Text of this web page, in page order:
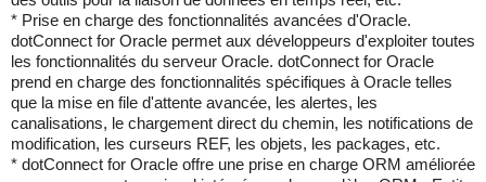
* Prise en charge des fonctionnalités avancées d'Oracle.
dotConnect for Oracle permet aux développeurs d'exploiter toutes
les fonctionnalités du serveur Oracle. dotConnect for Oracle
prend en charge des fonctionnalités spécifiques à Oracle telles
que la mise en file d'attente avancée, les alertes, les
canalisations, le chargement direct du chemin, les notifications de
modification, les curseurs REF, les objets, les packages, etc.
* dotConnect for Oracle offre une prise en charge ORM améliorée